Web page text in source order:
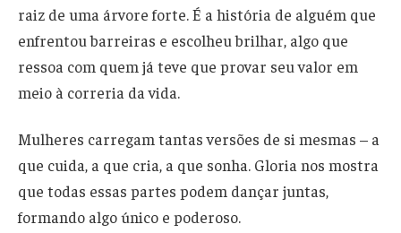
raiz de uma árvore forte. É a história de alguém que
enfrentou barreiras e escolheu brilhar, algo que
ressoa com quem já teve que provar seu valor em
meio à correria da vida.
Mulheres carregam tantas versões de si mesmas – a
que cuida, a que cria, a que sonha. Gloria nos mostra
que todas essas partes podem dançar juntas,
formando algo único e poderoso.